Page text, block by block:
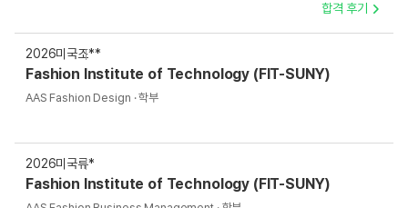
합격 후기
2026미국조**
Fashion Institute of Technology (FIT-SUNY)
AAS Fashion Design · 학부
2026미국류*
Fashion Institute of Technology (FIT-SUNY)